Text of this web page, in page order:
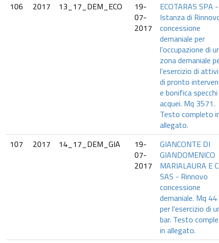
106
2017 13_17_DEM_ECO
19-
07-
2017
ECOTARAS SPA -
Istanza di
concessione
demaniale per
l'occupazione di
zona demaniale
l'esercizio di
di pronto
e bonifica specchi
acquei. Mq 3571.
Testo completo
allegato.
107
2017 14_17_DEM_GIA
19-
07-
2017
GIANCONTE DI
GIANDOMENICO
MARIALAURA E
SAS - Rinnovo
concessione
demaniale. Mq 44
per l'esercizio di
bar. Testo
in allegato.